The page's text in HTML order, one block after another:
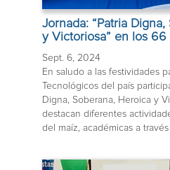
Jornada: “Patria
y Victoriosa” en los
Sept. 6, 2024
En saludo a las festividades
Tecnológicos del país
Digna, Soberana, Heroica y
destacan diferentes
del maíz, académicas a través